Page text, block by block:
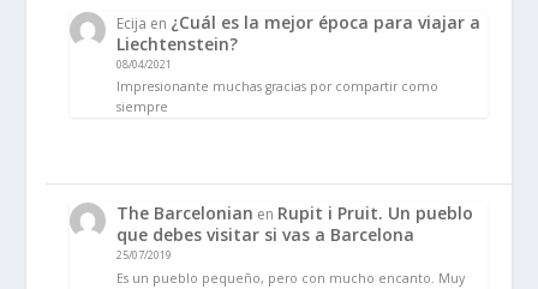
Ecija en ¿Cuál es la mejor época para viajar a
Liechtenstein?
08/04/2021
Impresionante muchas gracias por compartir como
siempre
The Barcelonian en Rupit i Pruit. Un pueblo
que debes visitar si vas a Barcelona
25/07/2019
Es un pueblo pequeño, pero con mucho encanto. Muy